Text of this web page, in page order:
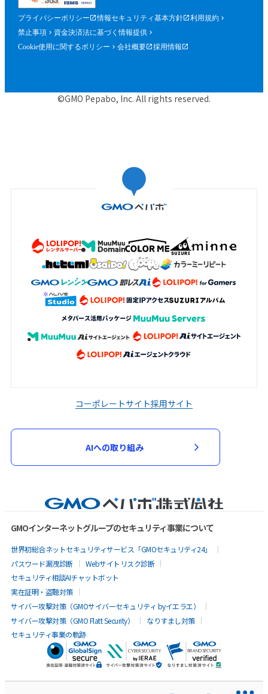
プライバシーポリシー 情報セキュリティ基本方針
利用規約
禁止事項
資金決済法に基づく情報提供
Cookie使用に関するポリシー
会社概要 採用情報
©GMO Pepabo, Inc. All rights reserved.
コーポレートサイト採用サイト
AIへの取り組み
GMOインターネットグループのセキュリティ事業について
世界初総合ネットセキュリティサービス「GMOセキュリティ24」
パスワード漏洩診断
Webサイトリスク診断
セキュリティ相談AIチャットボット
実在証明・盗聴対策
サイバー攻撃対策（GMOサイバーセキュリティ byイエラエ）
サイバー攻撃対策（GMO Flatt Security）
なりすまし対策
セキュリティ事業の軌跡